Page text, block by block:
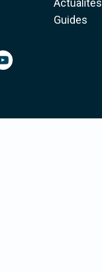
Actualités
Guides